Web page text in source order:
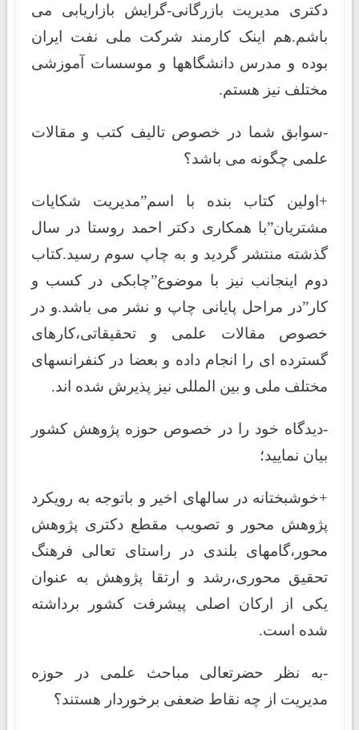
دکتری مدیریت بازرگانی-گرایش بازاریابی می
باشم.هم اینک کارمند شرکت ملی نفت ایران
بوده و مدرس دانشگاهها و موسسات آموزشی
مختلف نیز هستم.
-سوابق شما در خصوص تالیف کتب و مقالات
علمی چگونه می باشد؟
+اولین کتاب بنده با اسم”مدیریت شکایات
مشتریان”با همکاری دکتر احمد روستا در سال
گذشته منتشر گردید و به چاپ سوم رسید.کتاب
دوم اینجانب نیز با موضوع”چابکی در کسب و
کار”در مراحل پایانی چاپ و نشر می باشد.و در
خصوص مقالات علمی و تحقیقاتی،کارهای
گسترده ای را انجام داده و بعضا در کنفرانسهای
مختلف ملی و بین المللی نیز پذیرش شده اند.
-دیدگاه خود را در خصوص حوزه پژوهش کشور
بیان نمایید؛
+خوشبختانه در سالهای اخیر و باتوجه به رویکرد
پژوهش محور و تصویب مقطع دکتری پژوهش
محور،گامهای بلندی در راستای تعالی فرهنگ
تحقیق محوری،رشد و ارتقا پژوهش به عنوان
یکی از ارکان اصلی پیشرفت کشور برداشته
شده است.
-به نظر حضرتعالی مباحث علمی در حوزه
مدیریت از چه نقاط ضعفی برخوردار هستند؟